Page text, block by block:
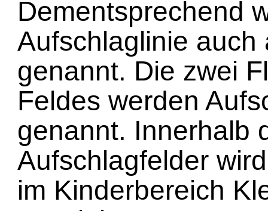
Dementsprechend
Aufschlaglinie auch
genannt. Die zwei
Feldes werden
genannt. Innerhalb
Aufschlagfelder
im Kinderbereich